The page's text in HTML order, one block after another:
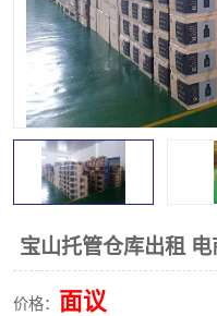
宝山托管仓库出租
价格： 面议
上海托管仓库